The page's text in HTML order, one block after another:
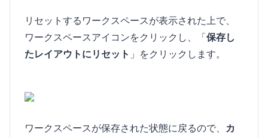
リセットするワークスペースが表示された上で、
ワークスペースアイコンをクリックし、「保存し
たレイアウトにリセット 」をクリックします。
ワークスペースが保存された状態に戻るので、 カ